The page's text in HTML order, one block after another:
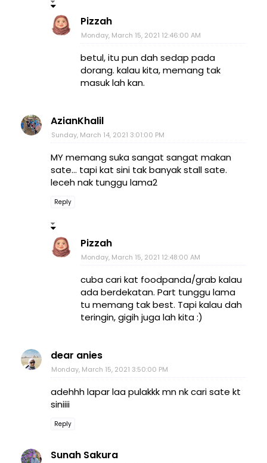
Pizzah
Monday, March 15, 2021 12:46:00 AM
betul, itu pun dah sedap pada
dorang. kalau kita, memang tak
masuk lah kan.
AzianKhalil
Sunday, March 14, 2021 3:01:00 PM
MY memang suka sangat sangat makan
sate... tapi kat sini tak banyak stall sate.
leceh nak tunggu lama2
Reply
Pizzah
Monday, March 15, 2021 12:48:00 AM
cuba cari kat foodpanda/grab kalau
ada berdekatan. Part tunggu lama
tu memang tak best. Tapi kalau dah
teringin, gigih juga lah kita :)
dear anies
Monday, March 15, 2021 3:50:00 PM
adehhh lapar laa pulakkk mn nk cari sate kt
siniiii
Reply
Sunah Sakura